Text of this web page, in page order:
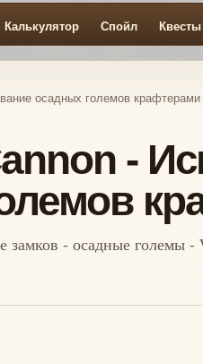
Калькулятор Спойл Квесты
осадных големов крафтерами
-
замков - осадные големы